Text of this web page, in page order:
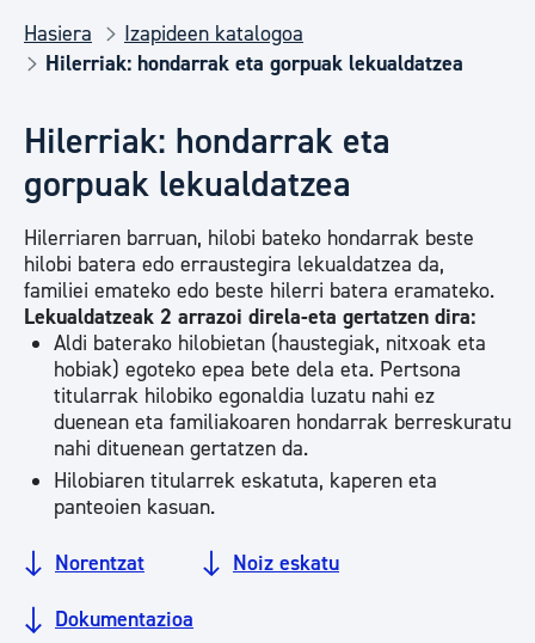
Hasiera
Izapideen katalogoa
Hilerriak: hondarrak eta gorpuak lekualdatzea
Hilerriak: hondarrak eta
gorpuak lekualdatzea
Hilerriaren barruan, hilobi bateko hondarrak beste
hilobi batera edo erraustegira lekualdatzea da,
familiei emateko edo beste hilerri batera eramateko.
Lekualdatzeak 2 arrazoi direla-eta gertatzen dira:
Aldi baterako hilobietan (haustegiak, nitxoak eta
hobiak) egoteko epea bete dela eta. Pertsona
titularrak hilobiko egonaldia luzatu nahi ez
duenean eta familiakoaren hondarrak berreskuratu
nahi dituenean gertatzen da.
Hilobiaren titularrek eskatuta, kaperen eta
panteoien kasuan.
Norentzat Noiz eskatu
Dokumentazioa